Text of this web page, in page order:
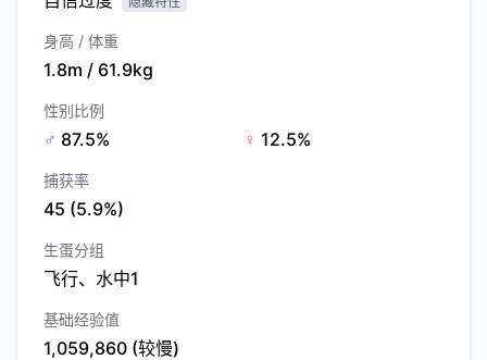
身高 / 体重
1.8m / 61.9kg
性别比例
♂ 87.5% ♀ 12.5%
捕获率
45 (5.9%)
生蛋分组
飞行、水中1
基础经验值
1,059,860 (较慢)